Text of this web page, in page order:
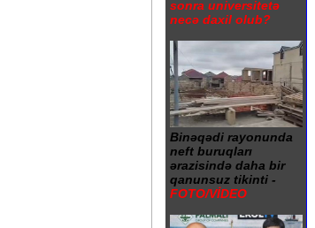
sonra universitetə
necə daxil olub?
Binəqədi rayonunda
neft buruqları
ərazisində daha bir
qanunsuz tikinti -
FOTO/VİDEO